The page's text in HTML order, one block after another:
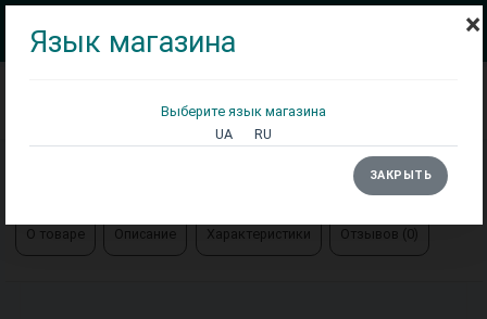
Матрасы
×
Язык магазина
Выберите язык магазина
UA
RU
ЗАКРЫТЬ
О товаре Описание Характеристики Отзывов (0)